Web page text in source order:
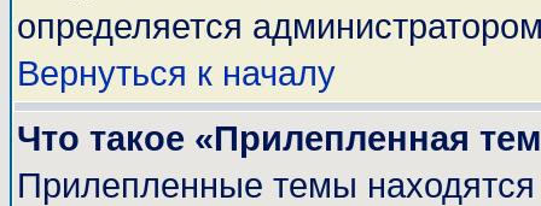
определяется
Вернуться к началу
Что такое «Прилепленная
Прилепленные темы